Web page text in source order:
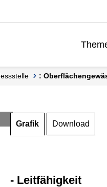
Messstelle :
Grafik Download
- Leitfähigkeit